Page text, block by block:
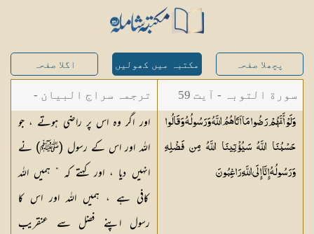
پچھلا صفحہ مکتبہ میں کھولیں اگلا صفحہ
سورة التوبہ - آیت 59
وَلَوْ أَنَّهُمْ رَضُوا مَا آتَاهُمُ اللَّهُ وَرَسُولُهُ وَقَالُوا
حَسْبُنَا اللَّهُ سَيُؤْتِينَا اللَّهُ مِن فَضْلِهِ
وَرَسُولُهُ إِنَّا إِلَى اللَّهِرَاغِبُونَ
ترجمہ سراج البیان -
مستفاد از ترجمتین
شاہ عبدالقادر دھلوی/
شاہ رفیع الدین دھلوی
اور اگر وہ اس پر راضی ہوتے ، جو
اللہ اور اس کے رسول (ﷺ) نے
انہیں دیا ، اور کہتے کہ ” ہمیں اللہ
کافی ہے ، ہمیں اللہ اور اس کا
رسول اپنے فضل سے عنقریب